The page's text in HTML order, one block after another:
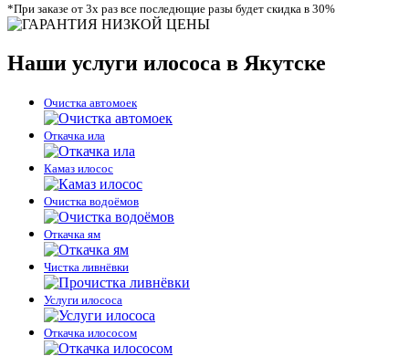
*При заказе от 3х раз все последющие разы будет скидка в 30%
Наши услуги илососа в Якутске
Очистка автомоек
Откачка ила
Камаз илосос
Очистка водоёмов
Откачка ям
Чистка ливнёвки
Услуги илососа
Откачка илососом